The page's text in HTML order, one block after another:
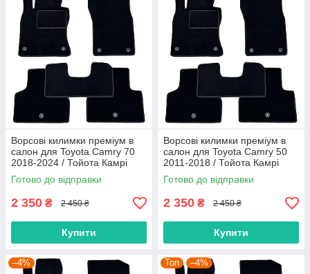
Ворсові килимки преміум в
салон для Toyota Camry 70
2018-2024 / Тойота Камрі
Кемрі килимки
Готово до відправки
2 350 ₴ 2 450 ₴
Купити
Ворсові килимки преміум в
салон для Toyota Camry 50
2011-2018 / Тойота Камрі
Кемрі килимки
Готово до відправки
2 350 ₴ 2 450 ₴
Купити
–4% Топ –4%